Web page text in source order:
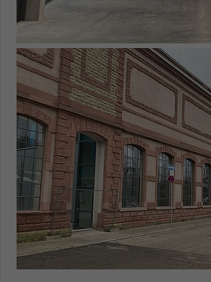
Show larger version for:
zu verwalten.